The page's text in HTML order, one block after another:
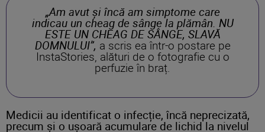
„Am avut și încă am simptome care
indicau un cheag de sânge la plămân. NU
ESTE UN CHEAG DE SÂNGE, SLAVĂ
DOMNULUI”, a scris ea într-o postare pe
InstaStories, alături de o fotografie cu o
perfuzie în braț.
Medicii au identificat o infecție, încă neprecizată,
precum și o ușoară acumulare de lichid la nivelul